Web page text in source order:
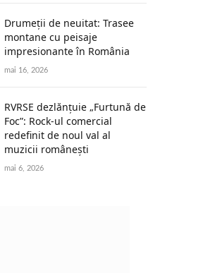
Drumeții de neuitat: Trasee
montane cu peisaje
impresionante în România
mai 16, 2026
RVRSE dezlănțuie „Furtună de
Foc”: Rock-ul comercial
redefinit de noul val al
muzicii românești
mai 6, 2026